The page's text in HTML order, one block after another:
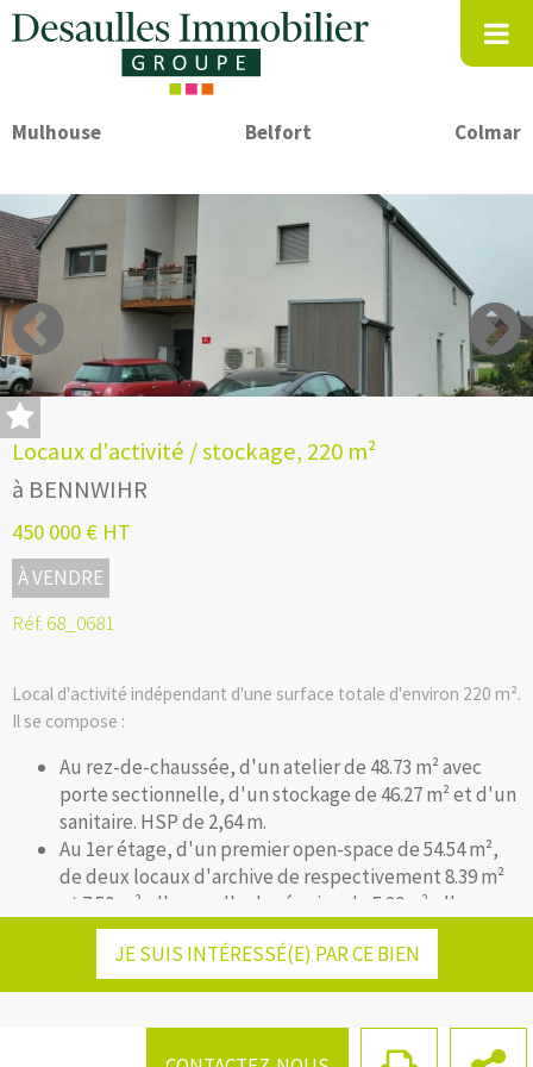
Mulhouse Belfort Colmar
Locaux d'activité / stockage, 220 m²
à BENNWIHR
450 000 € HT
À VENDRE
Réf. 68_0681
Local d'activité indépendant d'une surface totale d'environ 220 m².
Il se compose :
Au rez-de-chaussée, d'un atelier de 48.73 m² avec
porte sectionnelle, d'un stockage de 46.27 m² et d'un
sanitaire. HSP de 2,64 m.
Au 1er étage, d'un premier open-space de 54.54 m²,
de deux locaux d'archive de respectivement 8.39 m²
et 7.50 m², d'une salle de réunion de 5.20m², d'un
second open-space de 26.52 m² et d'une kitchenette
de 8 m² donnant accès à un balcon.
Ainsi que 6 places de parking privatives
L'ensemble du bâtiment est climatisé.
FacebookTwitterLinkedInEmail
JE SUIS INTÉRESSÉ(E) PAR CE BIEN